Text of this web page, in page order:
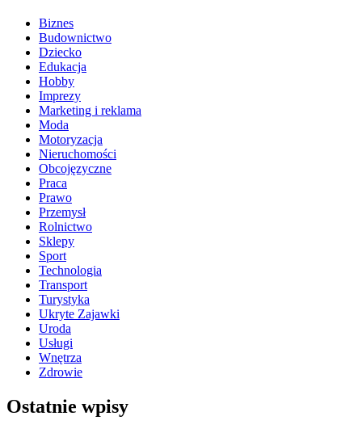
Biznes
Budownictwo
Dziecko
Edukacja
Hobby
Imprezy
Marketing i reklama
Moda
Motoryzacja
Nieruchomości
Obcojęzyczne
Praca
Prawo
Przemysł
Rolnictwo
Sklepy
Sport
Technologia
Transport
Turystyka
Ukryte Zajawki
Uroda
Usługi
Wnętrza
Zdrowie
Ostatnie wpisy